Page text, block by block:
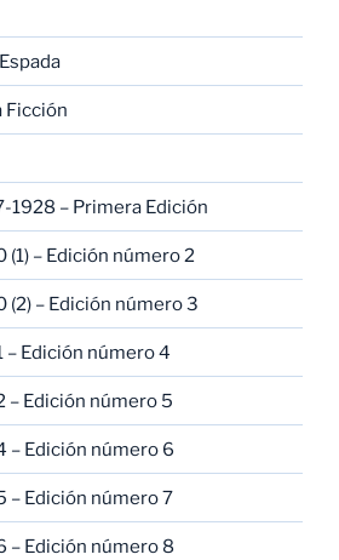
Ficción
1928 – Primera Edición
(1) – Edición número 2
(2) – Edición número 3
– Edición número 4
– Edición número 5
– Edición número 6
– Edición número 7
– Edición número 8